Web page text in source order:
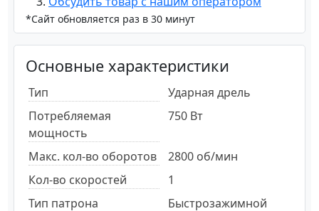
*Сайт обновляется раз в 30 минут
Основные характеристики
Тип
Ударная дрель
Потребляемая
мощность
750 Вт
Макс. кол-во оборотов
2800 об/мин
Кол-во скоростей
1
Тип патрона
Быстрозажимной